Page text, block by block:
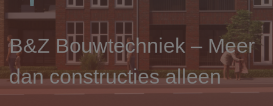
B&Z Bouwtechniek – Meer
dan constructies alleen